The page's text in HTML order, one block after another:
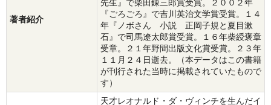
著者紹介
先生』で柴田錬三郎賞受賞。２００２年
『ごろごろ』で吉川英治文学賞受賞。１４
年『ノボさん 小説 正岡子規と夏目漱
石』で司馬遼太郎賞受賞。１６年柴綬褒章
受章。２１年野間出版文化賞受賞。２３年
１１月２４日逝去。（本データはこの書籍
が刊行された当時に掲載されていたもので
す）
天才レオナルド・ダ・ヴィンチを生んだイ